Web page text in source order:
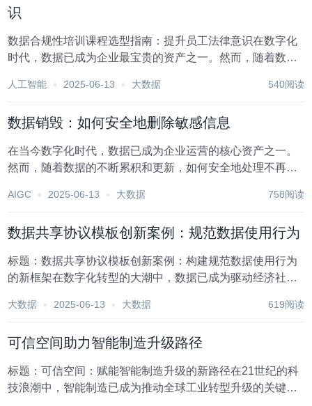
识
数据合规性培训课程选型指南：提升员工法律意识在数字化
时代，数据已成为企业最宝贵的资产之一。然而，随着数据
视的重大风险。为了确保企业的稳健运营和合法合规，提升
人工智能 2025-06-13 大数据 540阅读
数据销毁：如何安全地删除敏感信息
在当今数字化时代，数据已成为企业运营的核心资产之一。
然而，随着数据的不断累积和更新，如何安全地处理不再需
等，成为了一个至关重要的问题。数据销毁，即彻底清除存
AIGC 2025-06-13 大数据 758阅读
数据共享协议模板创新案例：规范数据使用行为
标题：数据共享协议模板创新案例：构建规范数据使用行为
的新框架在数字化转型的大潮中，数据已成为驱动经济社会
数据共享成为提升效率、促进创新的重要途径。然而，数据
大数据 2025-06-13 大数据 619阅读
可信空间助力智能制造升级路径
标题：可信空间：赋能智能制造升级的新路径在21世纪的科
技浪潮中，智能制造已成为推动全球工业转型升级的关键力